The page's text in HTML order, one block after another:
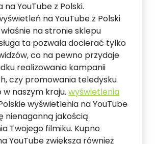
YouTube z Polski.
na YouTube z Polski
na stronie sklepu
ta pozwala docierać tylko
co na pewno przydaje
realizowania kampanii
czy promowania teledysku
naszym kraju. wyświetlenia
wyświetlenia na YouTube
nienaganną jakością
Twojego filmiku. Kupno
YouTube zwiększa również